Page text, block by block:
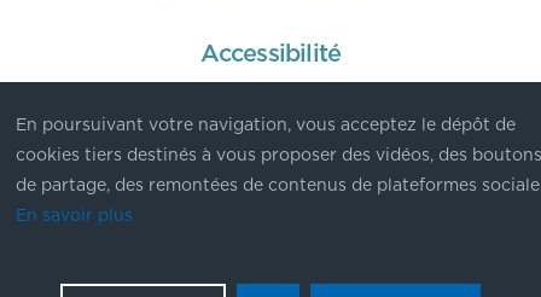
Accessibilité
Mentions Légales
Données personnelles
© Ville de La Londe les Maures - 2023
En poursuivant votre navigation, vous acceptez le dépôt de
cookies tiers destinés à vous proposer des vidéos, des
de partage, des remontées de contenus de plateformes
En savoir plus